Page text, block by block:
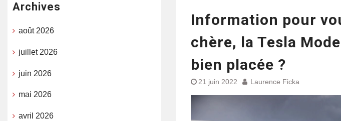
Information pour
chère, la Tesla
bien placée ?
21 juin 2022 Laurence Ficka
Archives
août 2026
juillet 2026
juin 2026
mai 2026
avril 2026